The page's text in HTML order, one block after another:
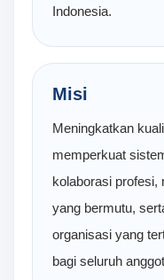
Indonesia.
Misi
Meningkatkan
memperkuat
kolaborasi profesi,
yang bermutu,
organisasi yang
bagi seluruh